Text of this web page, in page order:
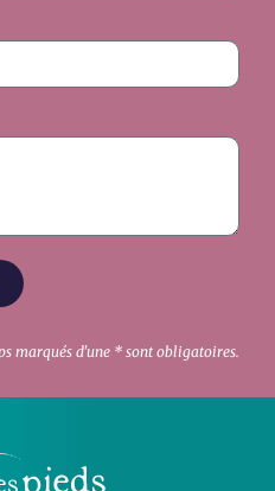
marqués d'une * sont obligatoires.